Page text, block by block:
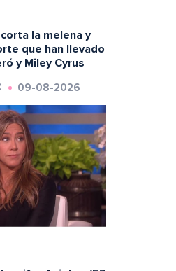
la melena y
que han llevado
y Miley Cyrus
09-08-2026